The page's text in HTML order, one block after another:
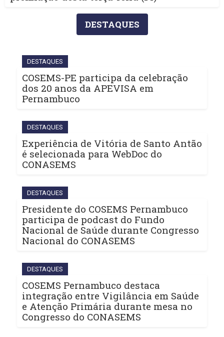
DESTAQUES
DESTAQUES
COSEMS-PE participa da celebração
dos 20 anos da APEVISA em
Pernambuco
DESTAQUES
Experiência de Vitória de Santo Antão
é selecionada para WebDoc do
CONASEMS
DESTAQUES
Presidente do COSEMS Pernambuco
participa de podcast do Fundo
Nacional de Saúde durante Congresso
Nacional do CONASEMS
DESTAQUES
COSEMS Pernambuco destaca
integração entre Vigilância em Saúde
e Atenção Primária durante mesa no
Congresso do CONASEMS